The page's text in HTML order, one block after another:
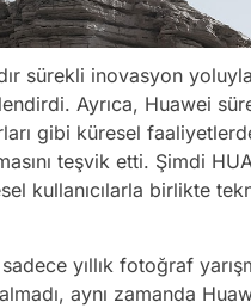
sürekli inovasyon
Ayrıca, Huawei
gibi küresel
teşvik etti. Şimdi
kullanıcılarla birlikte
yıllık fotoğraf
aynı zamanda